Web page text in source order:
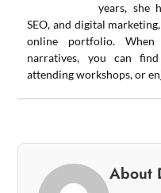
years, she
SEO, and digital
online portfolio. When
narratives, you can
attending workshops, or
About